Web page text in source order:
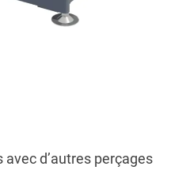
d’autres perçages